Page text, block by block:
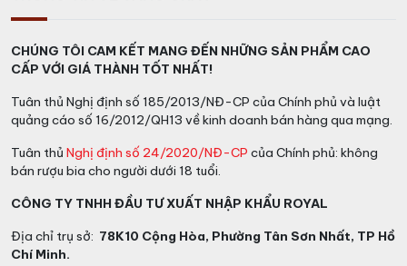
CHÚNG TÔI CAM KẾT MANG ĐẾN NHỮNG SẢN PHẨM CAO
CẤP VỚI GIÁ THÀNH TỐT NHẤT!
Tuân thủ Nghị định số 185/2013/NĐ-CP của Chính phủ và luật
quảng cáo số 16/2012/QH13 về kinh doanh bán hàng qua mạng.
Tuân thủ Nghị định số 24/2020/NĐ-CP của Chính phủ: không
bán rượu bia cho người dưới 18 tuổi.
CÔNG TY TNHH ĐẦU TƯ XUẤT NHẬP KHẨU ROYAL
Địa chỉ trụ sở: 78K10 Cộng Hòa, Phường Tân Sơn Nhất, TP Hồ
Chí Minh.